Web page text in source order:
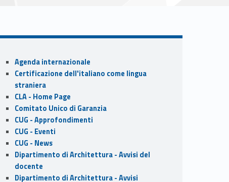
Sidebar
Agenda internazionale
Certificazione dell'italiano come lingua
straniera
CLA - Home Page
Comitato Unico di Garanzia
CUG - Approfondimenti
CUG - Eventi
CUG - News
Dipartimento di Architettura - Avvisi del
docente
Dipartimento di Architettura - Avvisi